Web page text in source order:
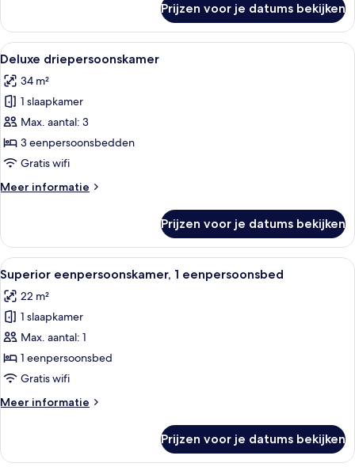
Seoul)
laden
Twin
kamer
(Bigger
most
rooms
in
Seoul)
Prijzen voor je datums bekijken
Alle
foto's
voor
Deluxe
driepersoonskamer
laden
Een hotelkamer met twee bedden,
5
Deluxe driepersoonskamer
34 m²
1 slaapkamer
Max. aantal: 3
3 eenpersoonsbedden
Gratis wifi
Meer informatie
Meer
driepersoonskamer
Prijzen voor je datums bekijken
Alle
foto's
voor
Superior
eenpersoonskamer,
1
eenpersoonsbed
Een hotelkamer met een bed, een
4
Superior eenpersoonskamer, 1 eenpersoonsbed
22 m²
1 slaapkamer
Max. aantal: 1
1 eenpersoonsbed
Gratis wifi
Meer informatie
Meer
eenpersoonskamer,
Prijzen voor je datums bekijken